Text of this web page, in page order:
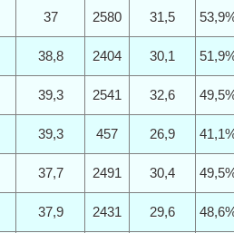
37 2580 31,5
38,8 2404 30,1
39,3 2541 32,6
39,3 457 26,9
37,7 2491 30,4
37,9 2431 29,6